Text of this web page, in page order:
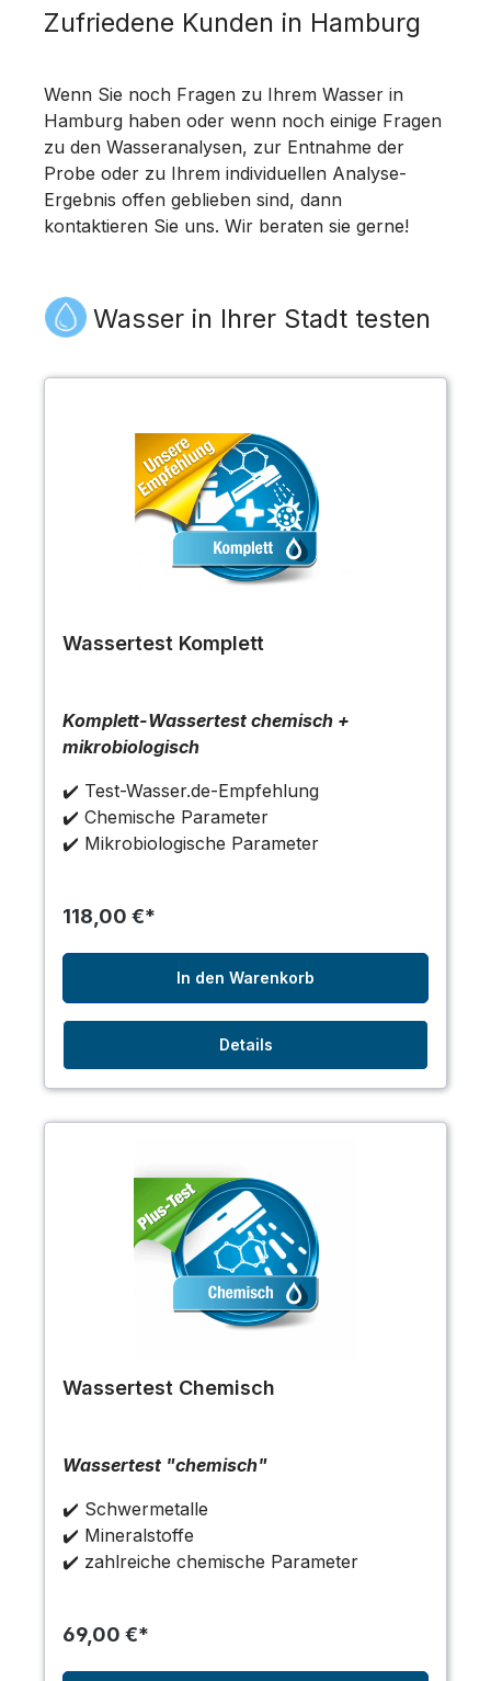
Zufriedene Kunden in Hamburg
Wenn Sie noch Fragen zu Ihrem Wasser in
Hamburg haben oder wenn noch einige Fragen
zu den Wasseranalysen, zur Entnahme der
Probe oder zu Ihrem individuellen Analyse-
Ergebnis offen geblieben sind, dann
kontaktieren Sie uns. Wir beraten sie gerne!
Wasser in Ihrer Stadt testen
Wassertest Komplett
Komplett-Wassertest chemisch +
mikrobiologisch
✔️ Test-Wasser.de-Empfehlung
✔️ Chemische Parameter
✔️ Mikrobiologische Parameter
118,00 €*
In den Warenkorb
Details
Wassertest Chemisch
Wassertest "chemisch"
✔️ Schwermetalle
✔️ Mineralstoffe
✔️ zahlreiche chemische Parameter
69,00 €*